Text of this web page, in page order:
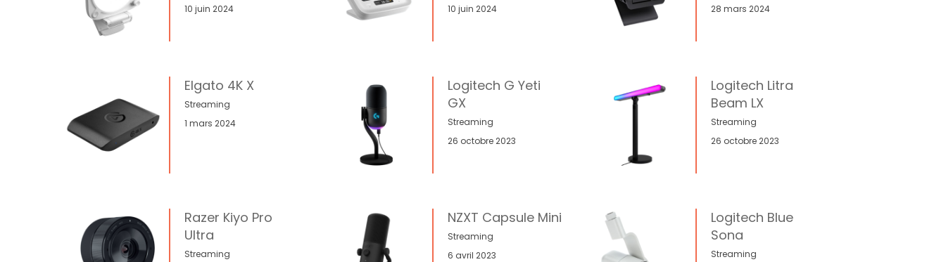
10 juin 2024
10 juin 2024
28 mars 2024
Elgato 4K X
Streaming
1 mars 2024
Logitech G Yeti
GX
Streaming
26 octobre 2023
Logitech Litra
Beam LX
Streaming
26 octobre 2023
Razer Kiyo Pro
Ultra
Streaming
NZXT Capsule Mini
Streaming
6 avril 2023
Logitech Blue
Sona
Streaming